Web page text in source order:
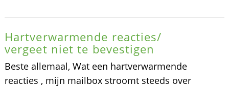
Hartverwarmende reacties/
vergeet niet te bevestigen
Beste allemaal, Wat een hartverwarmende
reacties , mijn mailbox stroomt steeds over